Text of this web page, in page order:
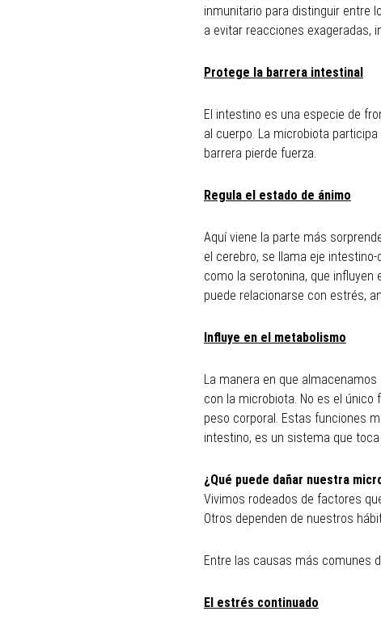
inmunitario para distinguir entre
a evitar reacciones exageradas,
Protege la barrera intestinal
El intestino es una especie de
al cuerpo. La microbiota
barrera pierde fuerza.
Regula el estado de ánimo
Aquí viene la parte más
el cerebro, se llama eje
como la serotonina, que
puede relacionarse con estrés,
Influye en el metabolismo
La manera en que
con la microbiota. No es el único
peso corporal. Estas funciones
intestino, es un sistema que
¿Qué puede dañar nuestra
Vivimos rodeados de factores
Otros dependen de nuestros
Entre las causas más comunes
El estrés continuado